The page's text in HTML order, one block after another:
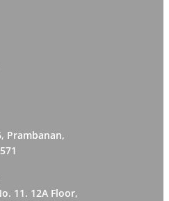
Prambanan,
11. 12A Floor,